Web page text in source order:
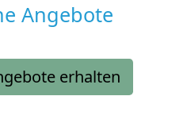
Angebote
erhalten